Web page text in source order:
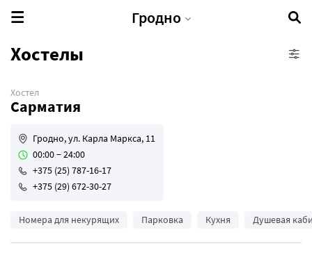
Гродно
Гостиница/отель
Загородные дома/глэмпинг
Квартира/апартаменты
Хостел
Гостевые дома
Агроусадьбы
Хостелы
Хостел
Сарматия
Гродно, ул. Карла Маркса, 11
00:00 − 24:00
+375 (25) 787-16-17
+375 (29) 672-30-27
Номера для некурящих Парковка Кухня Душевая